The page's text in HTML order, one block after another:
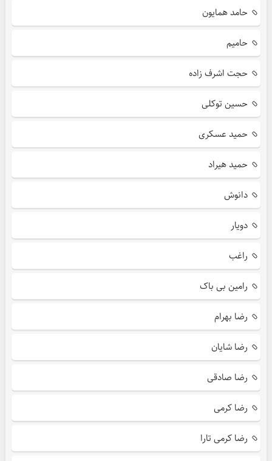
حامد همایون
حامیم
حجت اشرف زاده
حسین توکلی
حمید عسکری
حمید هیراد
دانوش
دویار
راغب
رامین بی باک
رضا بهرام
رضا شایان
رضا صادقی
رضا کرمی
رضا کرمی تارا